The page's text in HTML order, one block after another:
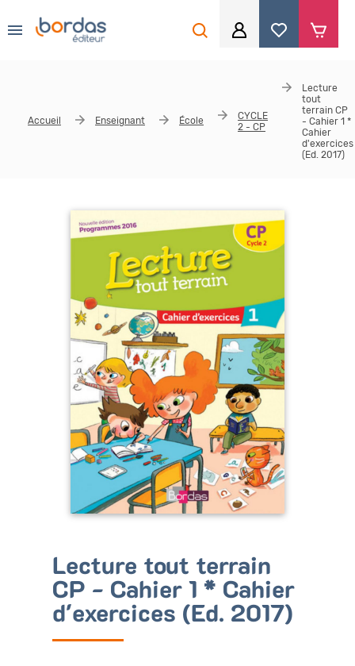
Se souvenir de moi
Mot de passe ou identifiant oublié
Bénéficiez de tarifs préférentiels
Téléchargez des ressources gratuites
Recevez des informations sur nos nouveautés
Accueil Enseignant École
CYCLE
2 - CP
Lecture
tout
terrain CP
- Cahier 1 *
Cahier
d'exercices
(Ed. 2017)
Lecture tout terrain
CP - Cahier 1 * Cahier
d'exercices (Ed. 2017)